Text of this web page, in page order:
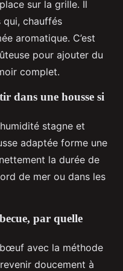
sur la grille. Il
chauffés
aromatique. C’est
pour ajouter du
complet.
dans une housse si
stagne et
adaptée forme une
la durée de
de mer ou dans les
par quelle
avec la méthode
doucement à